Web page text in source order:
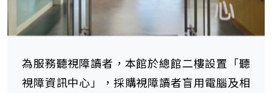
為服務聽視障讀者，本館於總館二樓設置「聽
視障資訊中心」，採購視障讀者盲用電腦及相